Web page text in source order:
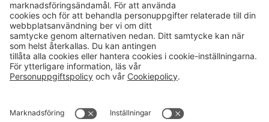
Karriär Verksamheter